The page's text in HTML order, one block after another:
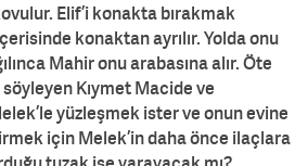
Elif’i konakta bırakmak
konaktan ayrılır. Yolda onu
Mahir onu arabasına alır. Öte
Kıymet Macide ve
yüzleşmek ister ve onun evine
için Melek’in daha önce ilaçlara